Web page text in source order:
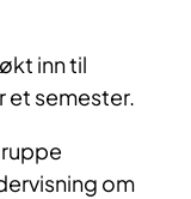
inn til
et semester.
om